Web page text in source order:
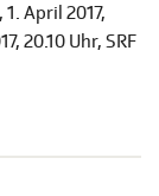
1. April 2017,
20.10 Uhr, SRF